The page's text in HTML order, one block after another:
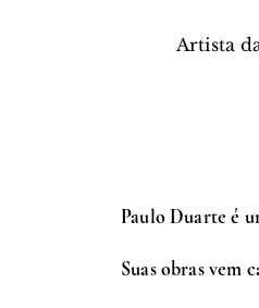
Artista
Paulo Duarte é
Suas obras vem